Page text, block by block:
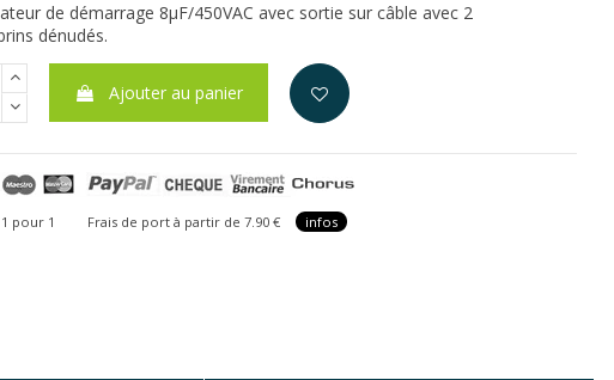
de démarrage 8µF/450VAC avec sortie sur câble avec 2
dénudés.
Ajouter au panier
pour 1 Frais de port à partir de 7.90 € infos